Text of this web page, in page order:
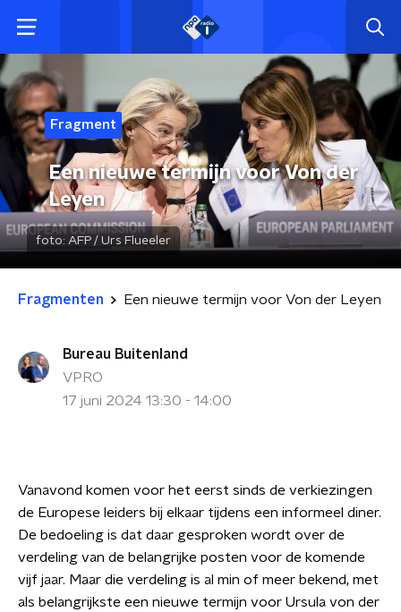
Fragment
Een nieuwe termijn voor Von der
Leyen
foto: AFP / Urs Flueeler
Fragmenten Een nieuwe termijn voor Von der Leyen
Bureau Buitenland
VPRO
17 juni 2024 13:30 - 14:00
Vanavond komen voor het eerst sinds de verkiezingen
de Europese leiders bij elkaar tijdens een informeel diner.
De bedoeling is dat daar gesproken wordt over de
verdeling van de belangrijke posten voor de komende
vijf jaar. Maar die verdeling is al min of meer bekend, met
als belangrijkste een nieuwe termijn voor Ursula von der